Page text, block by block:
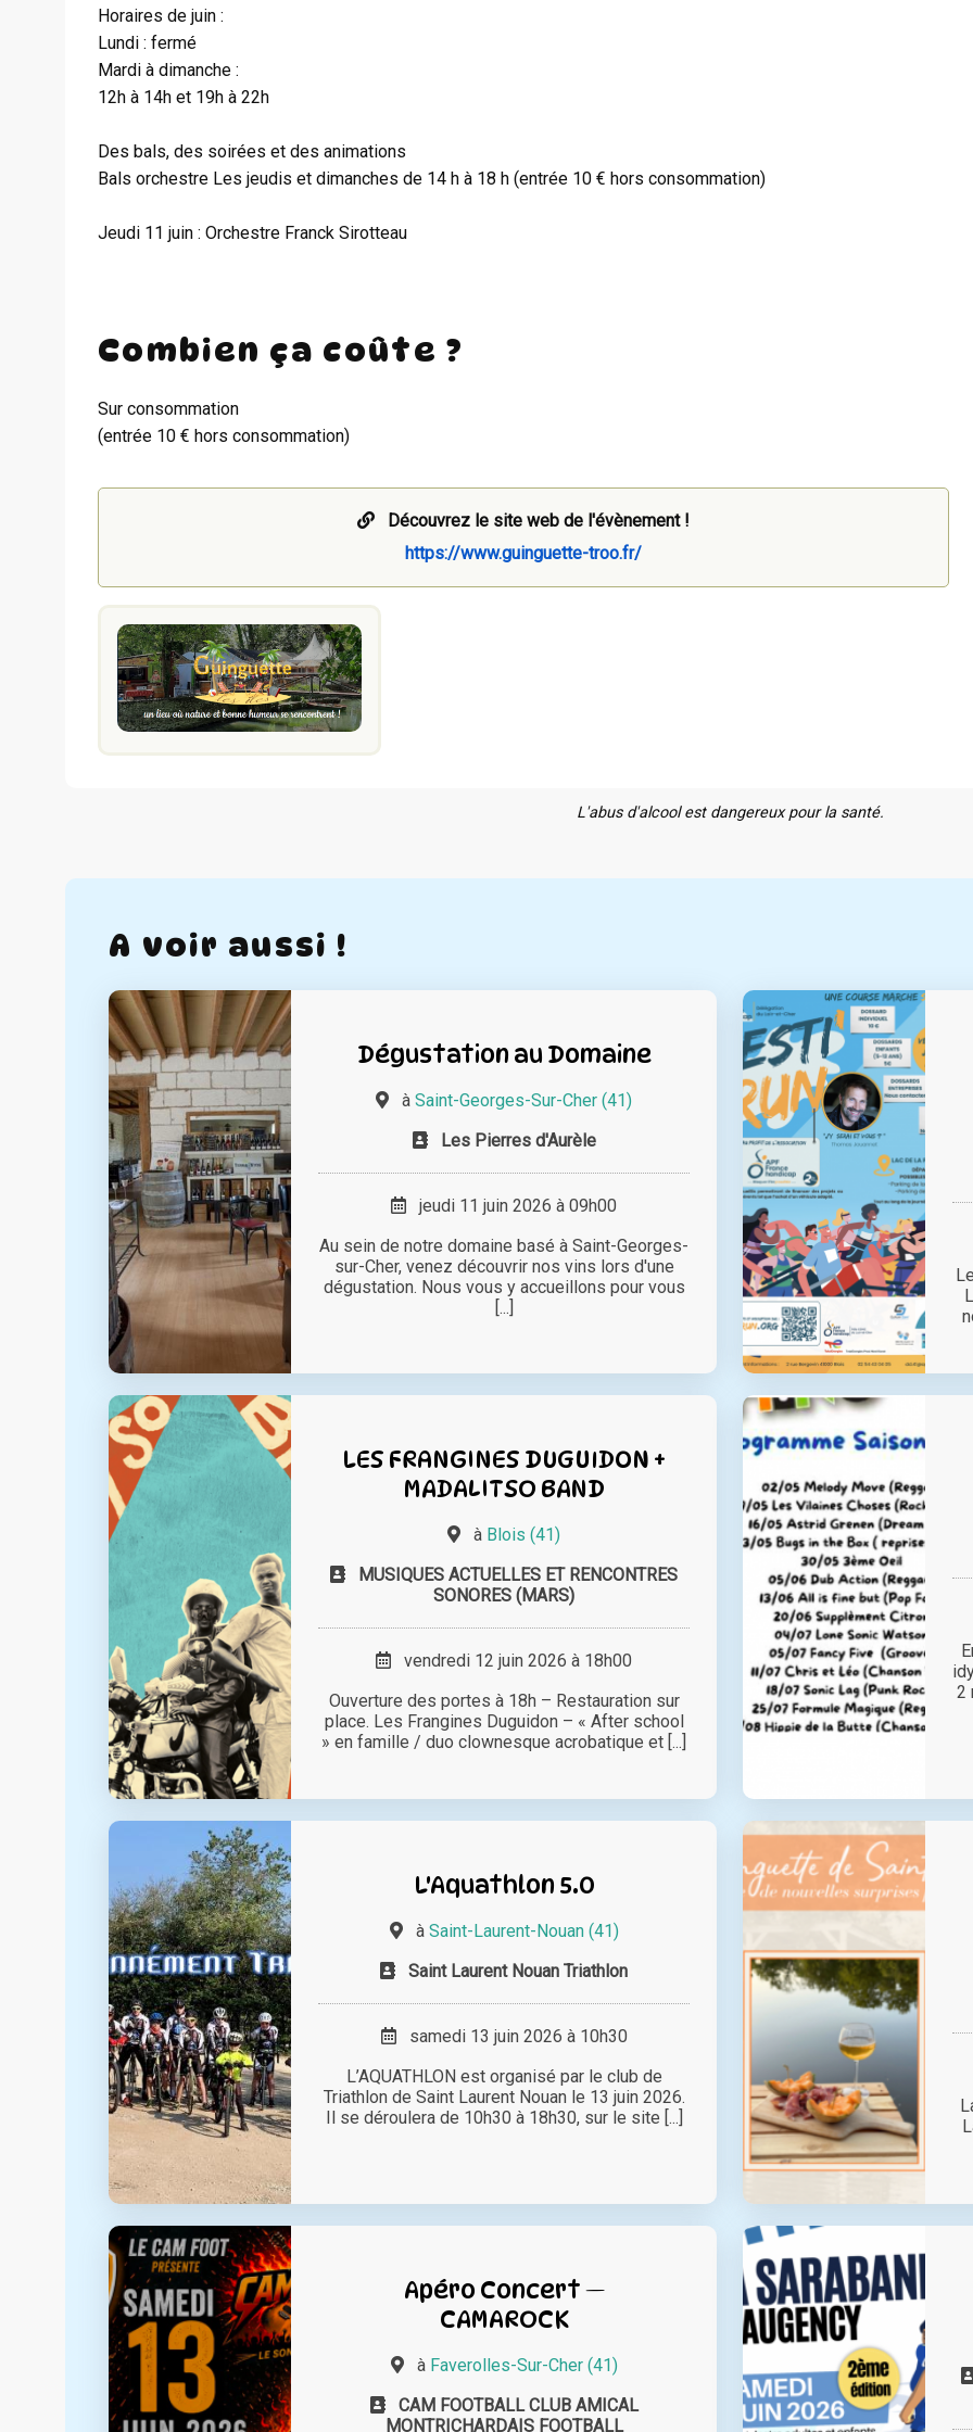
Horaires de juin :
Lundi : fermé
Mardi à dimanche :
12h à 14h et 19h à 22h
Des bals, des soirées et des animations
Bals orchestre Les jeudis et dimanches de 14 h à 18 h (entrée 10 € hors consommation)
Jeudi 11 juin : Orchestre Franck Sirotteau
Combien ça coûte ?
Sur consommation
(entrée 10 € hors consommation)
Découvrez le site web de l'évènement !
https://www.guinguette-troo.fr/
L'abus d'alcool est dangereux pour la santé.
A voir aussi !
Dégustation au Domaine
àSaint-Georges-Sur-Cher (41)
Les Pierres d'Aurèle
jeudi 11 juin 2026 à 09h00
Au sein de notre domaine basé à Saint-Georges-
sur-Cher, venez découvrir nos vins lors d'une
dégustation. Nous vous y accueillons pour vous
[...]
LES FRANGINES DUGUIDON +
MADALITSO BAND
à Blois (41)
MUSIQUES ACTUELLES ET RENCONTRES
SONORES (MARS)
vendredi 12 juin 2026 à 18h00
Ouverture des portes à 18h – Restauration sur
place. Les Frangines Duguidon – « After school
» en famille / duo clownesque acrobatique et [...]
2
L'Aquathlon 5.0
à Saint-Laurent-Nouan (41)
Saint Laurent Nouan Triathlon
samedi 13 juin 2026 à 10h30
L’AQUATHLON est organisé par le club de
Triathlon de Saint Laurent Nouan le 13 juin 2026.
Il se déroulera de 10h30 à 18h30, sur le site [...]
Apéro Concert —
CAMAROCK
à Faverolles-Sur-Cher (41)
CAM FOOTBALL CLUB AMICAL
MONTRICHARDAIS FOOTBALL